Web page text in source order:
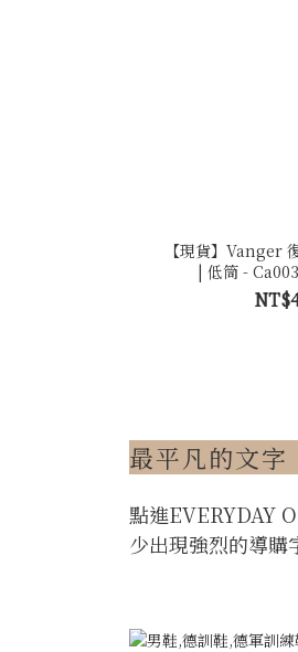
【現貨】Vanger
| 低筒 -
最平凡的文字
點進EVERYDAY
少出現強烈的導購